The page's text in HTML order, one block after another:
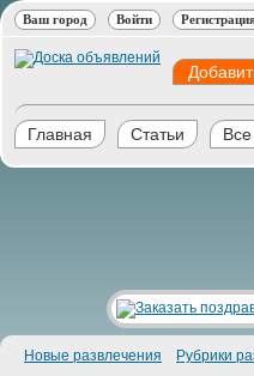
Ваш город Войти
Главная Статьи
Новые развлечения Рубрики